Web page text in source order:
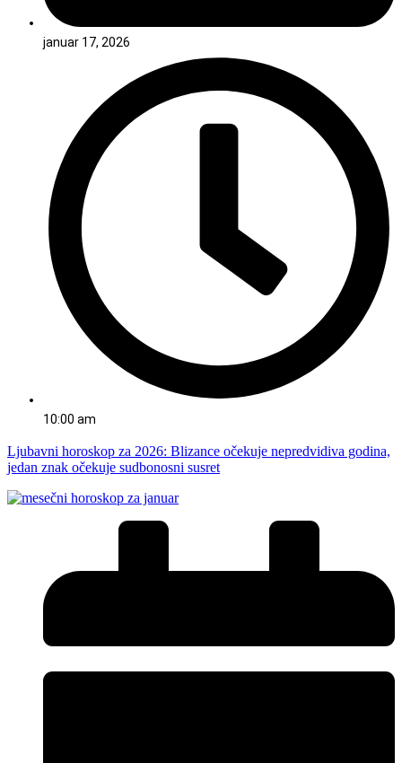
januar 17, 2026
10:00 am
Ljubavni horoskop za 2026: Blizance očekuje nepredvidiva godina,
jedan znak očekuje sudbonosni susret